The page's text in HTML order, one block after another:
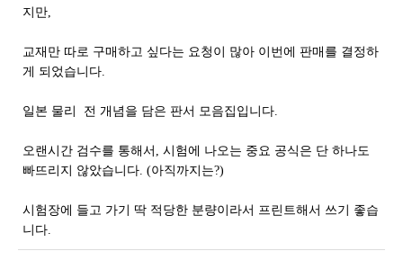
지만,
교재만 따로 구매하고 싶다는 요청이 많아 이번에 판매를 결정하
게 되었습니다.
일본 물리 전 개념을 담은 판서 모음집입니다.
오랜시간 검수를 통해서, 시험에 나오는 중요 공식은 단 하나도
빠뜨리지 않았습니다. (아직까지는?)
시험장에 들고 가기 딱 적당한 분량이라서 프린트해서 쓰기 좋습
니다.